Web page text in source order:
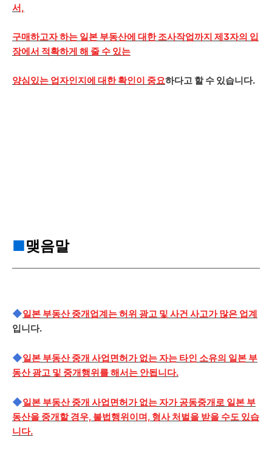
서,
구매하고자 하는 일본 부동산에 대한 조사작업까지 제3자의 입
장에서 적확하게 해 줄 수 있는
양심있는 업자인지에 대한 확인이 중요하다고 할 수 있습니다.
■맺음말
◆일본 부동산 중개업계는 허위 광고 및 사건 사고가 많은 업계
입니다.
◆일본 부동산 중개 사업면허가 없는 자는 타인 소유의 일본 부
동산 광고 및 중개행위를 해서는 안됩니다.
◆일본 부동산 중개 사업면허가 없는 자가 공동중개로 일본 부
동산을 중개할 경우, 불법행위이며, 형사 처벌을 받을 수도 있습
니다.